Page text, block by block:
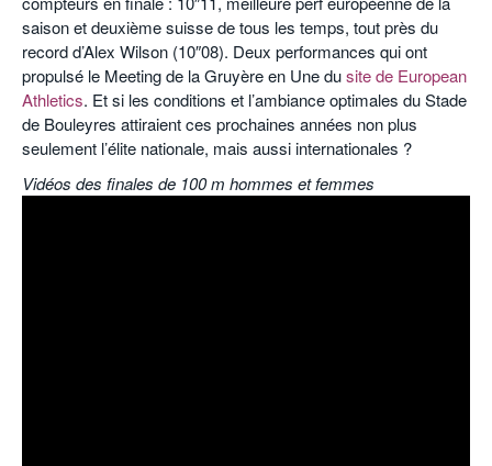
saison et deuxième suisse de tous les temps, tout près du
record d’Alex Wilson (10″08). Deux performances qui ont
propulsé le Meeting de la Gruyère en Une dusite de European
Athletics. Et si les conditions et l’ambiance optimales du Stade
de Bouleyres attiraient ces prochaines années non plus
seulement l’élite nationale, mais aussi internationales ?
Vidéos des finales de 100 m hommes et femmes